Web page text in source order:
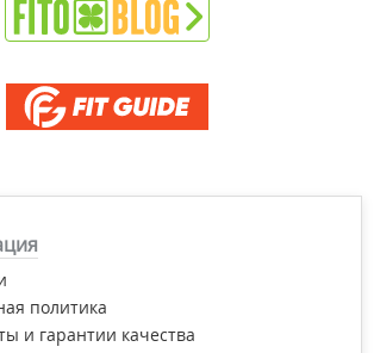
политика
и гарантии качества